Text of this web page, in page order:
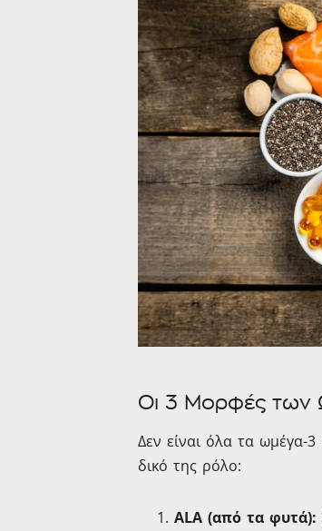
Οι 3 Μορφές των
Δεν είναι όλα τα ωμέγα-3
δικό της ρόλο:
ALA (από τα φυτά):